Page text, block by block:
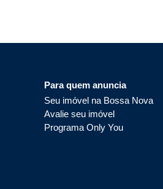
Para quem anuncia
Seu imóvel na Bossa Nova
Avalie seu imóvel
Programa Only You